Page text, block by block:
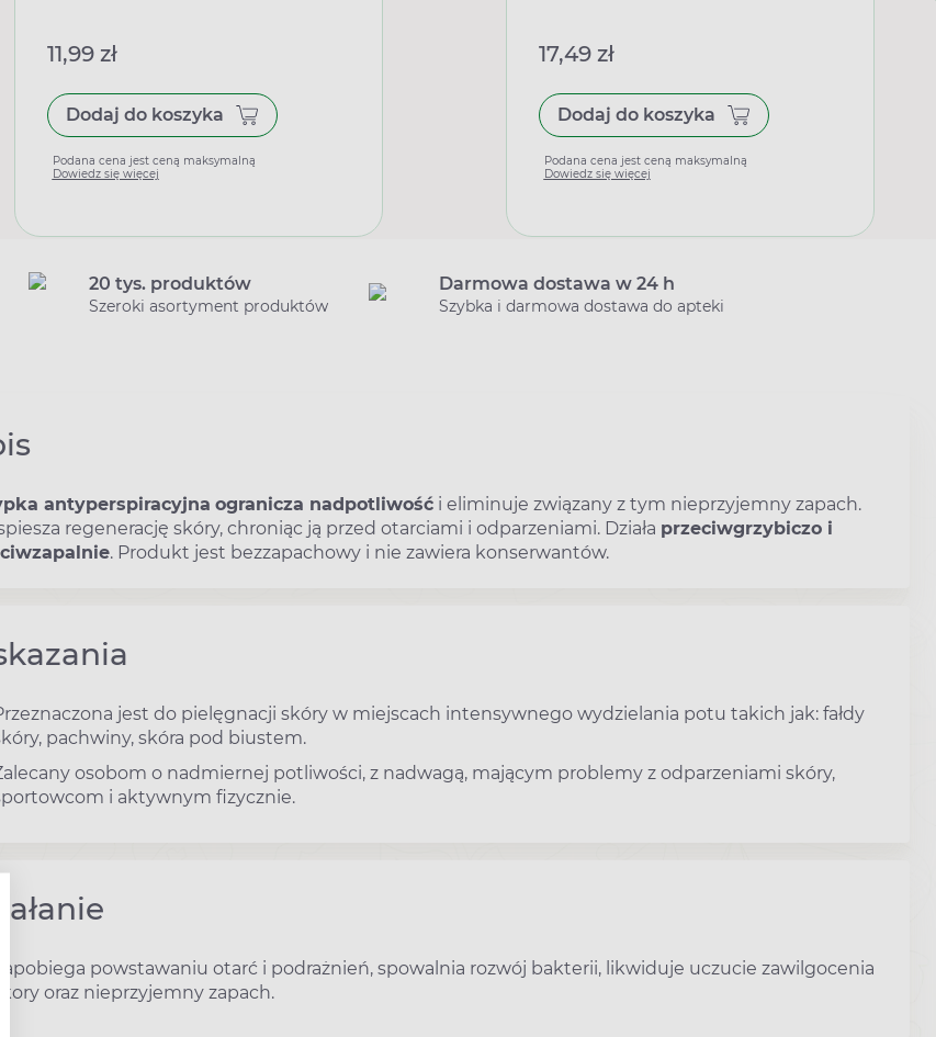
11,99 zł
Dodaj do koszyka
Podana cena jest ceną maksymalną
Dowiedz się więcej
17,49 zł
Dodaj do koszyka
Podana cena jest ceną maksymalną
Dowiedz się więcej
20 tys. produktów
Szeroki asortyment produktów
Darmowa dostawa w 24 h
Szybka i darmowa dostawa do apteki
antyperspiracyjna ogranicza nadpotliwość i eliminuje związany z tym nieprzyjemny zapach.
regenerację skóry, chroniąc ją przed otarciami i odparzeniami. Działa przeciwgrzybiczo i
. Produkt jest bezzapachowy i nie zawiera konserwantów.
jest do pielęgnacji skóry w miejscach intensywnego wydzielania potu takich jak: fałdy
pachwiny, skóra pod biustem.
osobom o nadmiernej potliwości, z nadwagą, mającym problemy z odparzeniami skóry,
i aktywnym fizycznie.
Zapobiega powstawaniu otarć i podrażnień, spowalnia rozwój bakterii, likwiduje uczucie zawilgocenia
skory oraz nieprzyjemny zapach.